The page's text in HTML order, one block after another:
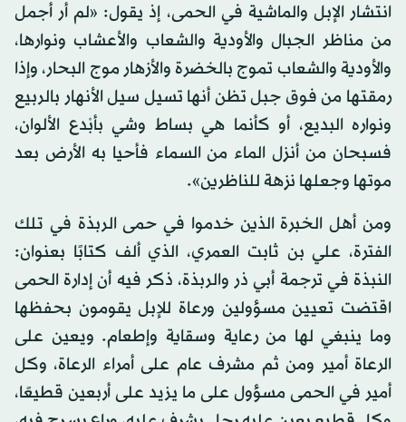
انتشار الإبل والماشية في الحمى، إذ يقول: «لم أر أجمل
من مناظر الجبال والأودية والشعاب والأعشاب ونوارها،
والأودية والشعاب تموج بالخضرة والأزهار موج البحار، وإذا
رمقتها من فوق جبل تظن أنها تسيل سيل الأنهار بالربيع
ونواره البديع، أو كأنما هي بساط وشي بأبْدع الألوان،
فسبحان من أنزل الماء من السماء فأحيا به الأرض بعد
موتها وجعلها نزهة للناظرين».
ومن أهل الخبرة الذين خدموا في حمى الربذة في تلك
الفترة، علي بن ثابت العمري، الذي ألف كتابًا بعنوان:
النبذة في ترجمة أبي ذر والربذة، ذكر فيه أن إدارة الحمى
اقتضت تعيين مسؤولين ورعاة للإبل يقومون بحفظها
وما ينبغي لها من رعاية وسقاية وإطعام. ويعين على
الرعاة أمير ومن ثم مشرف عام على أمراء الرعاة، وكل
أمير في الحمى مسؤول على ما يزيد على أربعين قطيعًا،